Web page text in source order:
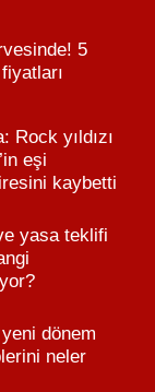
5
Rock yıldızı
eşi
kaybetti
yasa teklifi
dönem
neler